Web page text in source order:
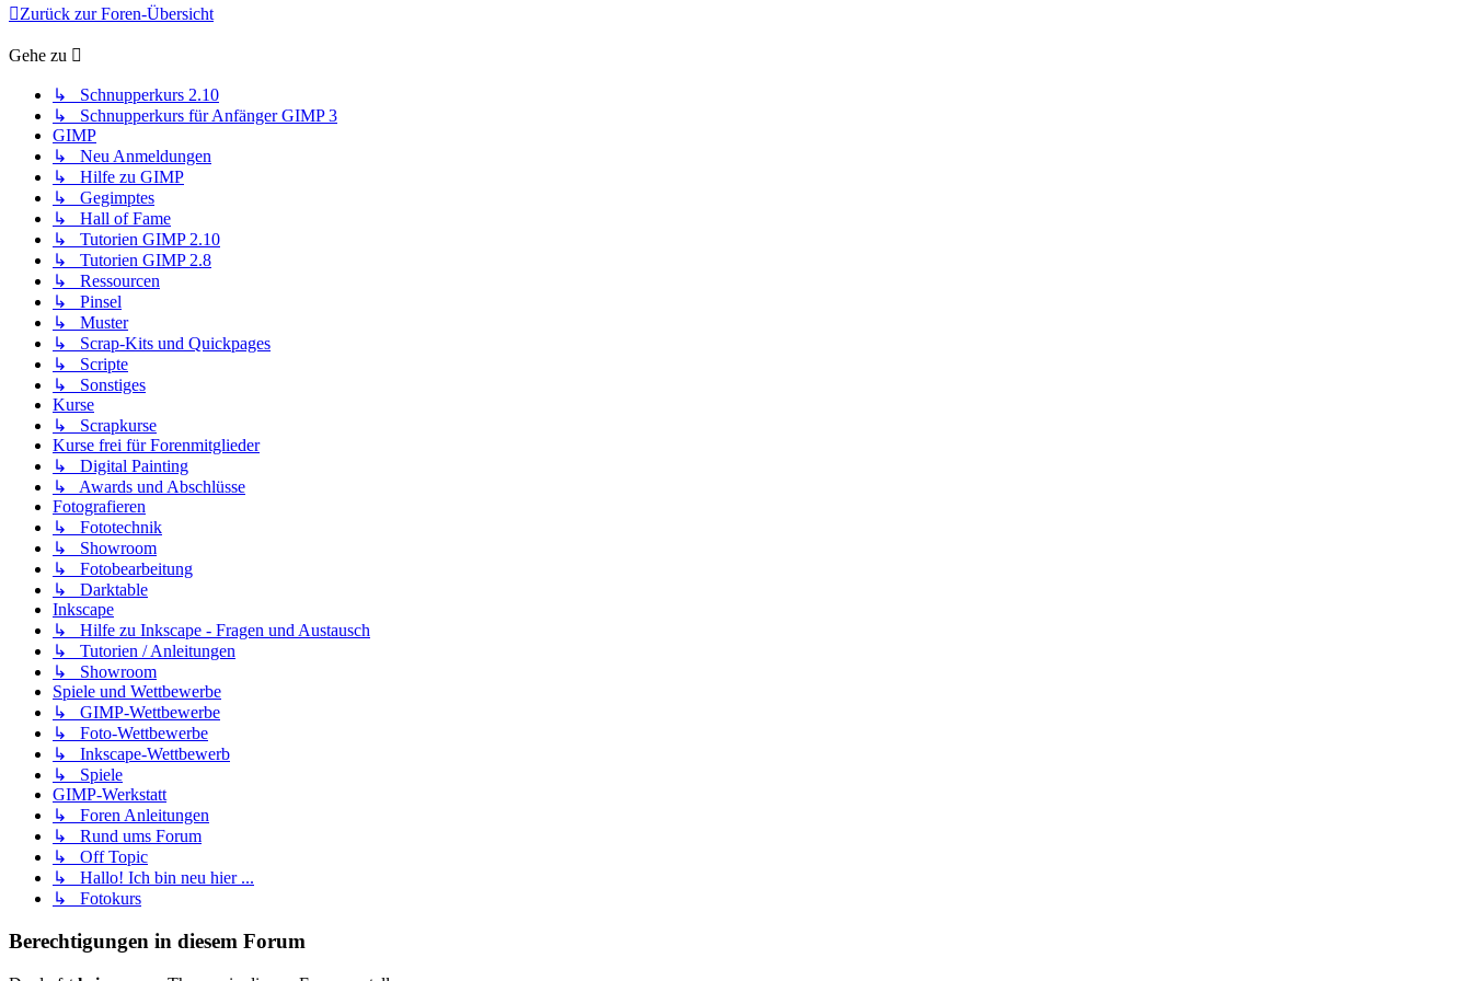
Zurück zur Foren-Übersicht
Gehe zu
↳ Schnupperkurs 2.10
↳ Schnupperkurs für Anfänger GIMP 3
GIMP
↳ Neu Anmeldungen
↳ Hilfe zu GIMP
↳ Gegimptes
↳ Hall of Fame
↳ Tutorien GIMP 2.10
↳ Tutorien GIMP 2.8
↳ Ressourcen
↳ Pinsel
↳ Muster
↳ Scrap-Kits und Quickpages
↳ Scripte
↳ Sonstiges
Kurse
↳ Scrapkurse
Kurse frei für Forenmitglieder
↳ Digital Painting
↳ Awards und Abschlüsse
Fotografieren
↳ Fototechnik
↳ Showroom
↳ Fotobearbeitung
↳ Darktable
Inkscape
↳ Hilfe zu Inkscape - Fragen und Austausch
↳ Tutorien / Anleitungen
↳ Showroom
Spiele und Wettbewerbe
↳ GIMP-Wettbewerbe
↳ Foto-Wettbewerbe
↳ Inkscape-Wettbewerb
↳ Spiele
GIMP-Werkstatt
↳ Foren Anleitungen
↳ Rund ums Forum
↳ Off Topic
↳ Hallo! Ich bin neu hier ...
↳ Fotokurs
Berechtigungen in diesem Forum